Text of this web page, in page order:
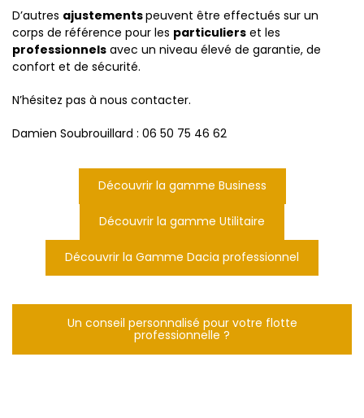
D’autres ajustementspeuvent être effectués sur un
corps de référence pour les particuliers et les
professionnels avec un niveau élevé de garantie, de
confort et de sécurité.
N’hésitez pas à nous contacter.
Damien Soubrouillard : 06 50 75 46 62
Découvrir la gamme Business
Découvrir la gamme Utilitaire
Découvrir la Gamme Dacia professionnel
Un conseil personnalisé pour votre flotte
professionnelle ?